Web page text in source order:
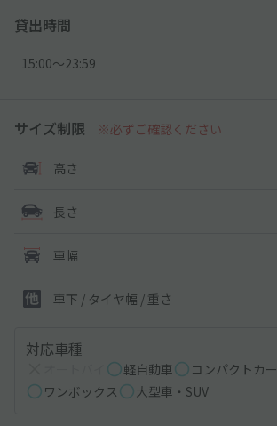
貸出時間
15:00〜23:59
サイズ制限 ※必ずご確認ください
高さ
長さ
車幅
車下 / タイヤ幅 / 重さ
対応車種
軽自動車 コンパクトカー
ワンボックス
大型車・SUV